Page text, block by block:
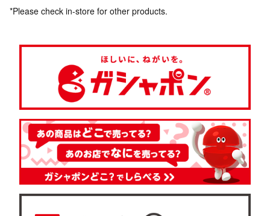
*Please check in-store for other products.